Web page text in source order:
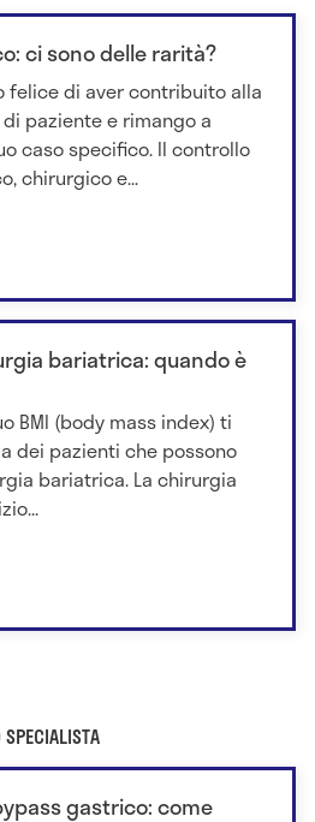
ci sono delle rarità?
felice di aver contribuito alla
paziente e rimango a
caso specifico. Il controllo
chirurgico e...
bariatrica: quando è
BMI (body mass index) ti
dei pazienti che possono
bariatrica. La chirurgia
gastrico: come